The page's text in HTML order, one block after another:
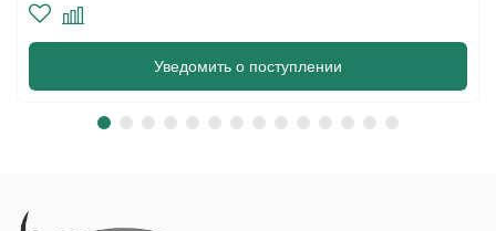
В корзину